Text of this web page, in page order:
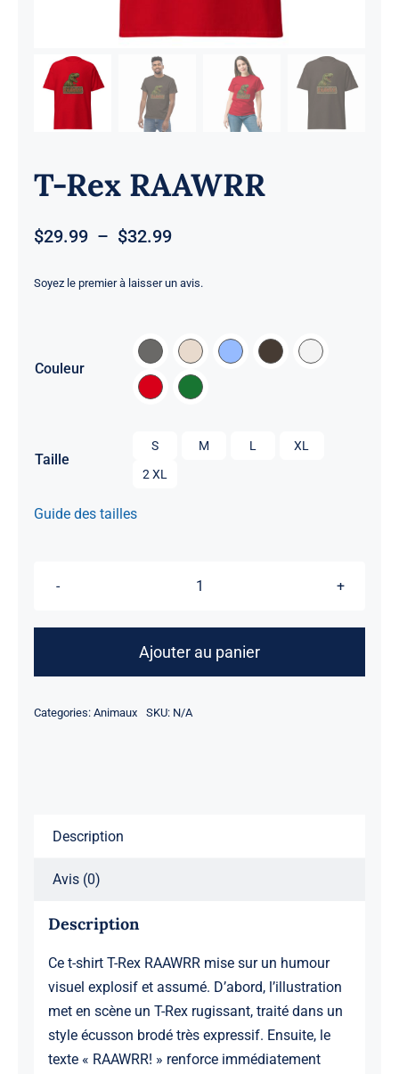
T-Rex RAAWRR
$29.99 – $32.99Plage
prix :
$32.99
Soyez le premier à laisser un avis.
Couleur
Taille
S M L
XL
2 XL
Guide des tailles
T-
Ajouter au panier
Categories: Animaux SKU: N/A
Description
Avis (0)
Description
Ce t-shirt T-Rex RAAWRR mise sur un humour
visuel explosif et assumé. D’abord, l’illustration
met en scène un T-Rex rugissant, traité dans un
style écusson brodé très expressif. Ensuite, le
texte « RAAWRR! » renforce immédiatement